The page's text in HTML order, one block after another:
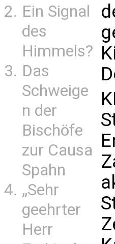
Ein Signal
des
Himmels?
Das
Schweige
n der
Bischöfe
zur Causa
Spahn
„Sehr
geehrter
Herr